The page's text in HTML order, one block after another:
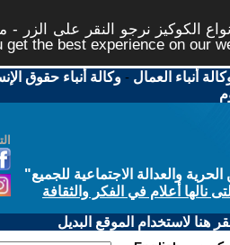
الكوكيز نرجو النقر على الزر
the best experience on our
أنباء العمال -وكالة أنباء حقوق
والعدالة الاجتماعية للجميع"
نالها أعلام في الفكر والثقافة
هنا لاستخدام الموقع البديل